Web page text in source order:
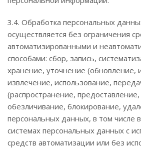
3.4. Обработка персональных
осуществляется без ограничения
автоматизированными и
способами: сбор, запись,
хранение, уточнение (обновление,
извлечение, использование,
(распространение, предоставление,
обезличивание, блокирование,
персональных данных, в том числе
системах персональных данных с
средств автоматизации или без